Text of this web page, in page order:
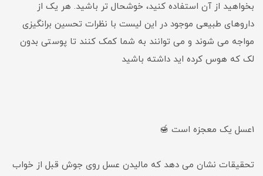
بخواهید از آن استفاده کنید، خوشحال تر باشید. هر یک از
داروهای طبیعی موجود در این لیست با نظرات تحسین برانگیزی
مواجه می شوند و می توانند به شما کمک کنند تا پوستی بدون
لک که هوس کرده اید داشته باشید
1عسل یک معجزه است 🍯
تحقیقات نشان می دهد که مالیدن عسل روی جوش قبل از خواب